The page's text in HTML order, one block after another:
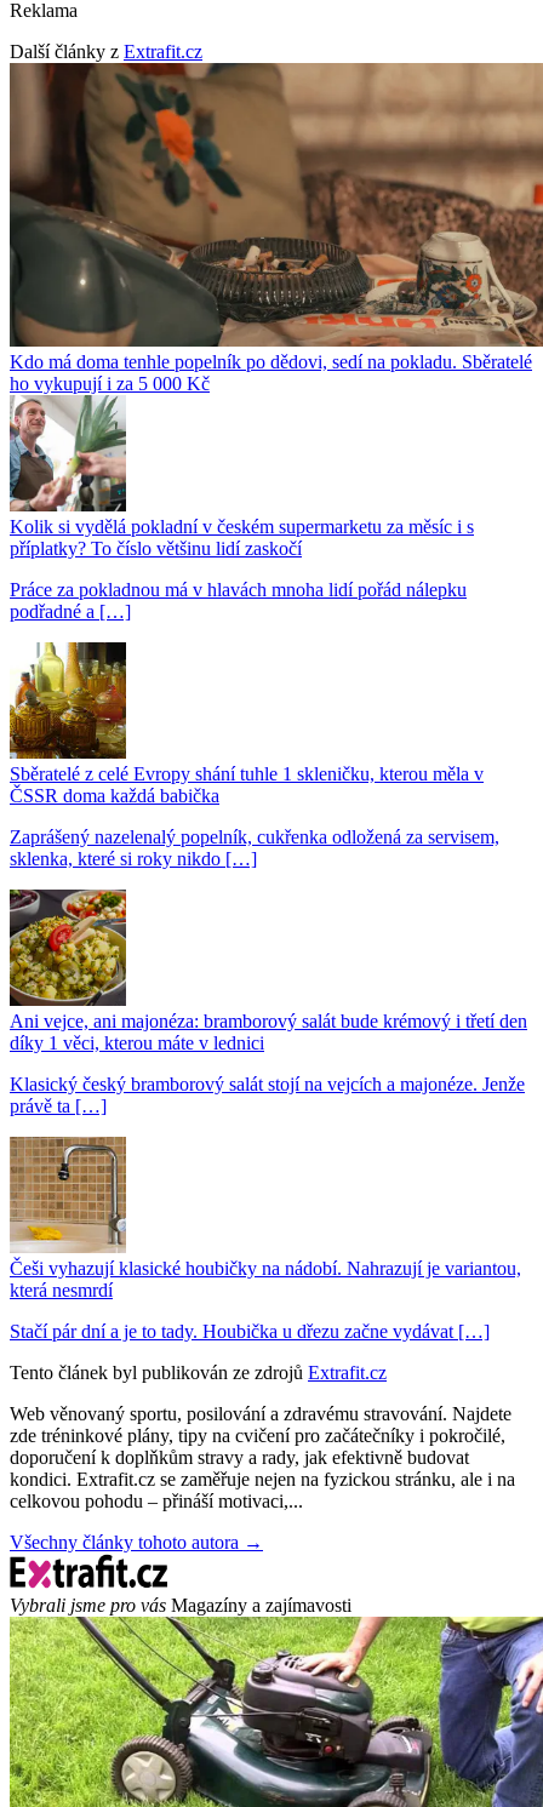
Reklama
Další články z Extrafit.cz
Kdo má doma tenhle popelník po dědovi, sedí na pokladu. Sběratelé
ho vykupují i za 5 000 Kč
Kolik si vydělá pokladní v českém supermarketu za měsíc i s
příplatky? To číslo většinu lidí zaskočí
Práce za pokladnou má v hlavách mnoha lidí pořád nálepku
podřadné a […]
Sběratelé z celé Evropy shání tuhle 1 skleničku, kterou měla v
ČSSR doma každá babička
Zaprášený nazelenalý popelník, cukřenka odložená za servisem,
sklenka, které si roky nikdo […]
Ani vejce, ani majonéza: bramborový salát bude krémový i třetí den
díky 1 věci, kterou máte v lednici
Klasický český bramborový salát stojí na vejcích a majonéze. Jenže
právě ta […]
Češi vyhazují klasické houbičky na nádobí. Nahrazují je variantou,
která nesmrdí
Stačí pár dní a je to tady. Houbička u dřezu začne vydávat […]
Tento článek byl publikován ze zdrojů Extrafit.cz
Web věnovaný sportu, posilování a zdravému stravování. Najdete
zde tréninkové plány, tipy na cvičení pro začátečníky i pokročilé,
doporučení k doplňkům stravy a rady, jak efektivně budovat
kondici. Extrafit.cz se zaměřuje nejen na fyzickou stránku, ale i na
celkovou pohodu – přináší motivaci,...
Všechny články tohoto autora →
Vybrali jsme pro vás Magazíny a zajímavosti